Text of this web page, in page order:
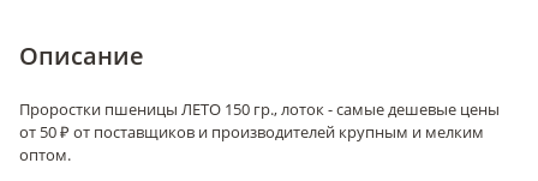
Описание
Проростки пшеницы ЛЕТО 150 гр., лоток - самые дешевые цены
от 50 ₽ от поставщиков и производителей крупным и мелким
оптом.